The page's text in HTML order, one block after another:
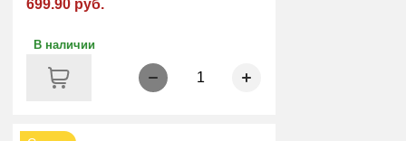
699.90 руб.
В наличии
1